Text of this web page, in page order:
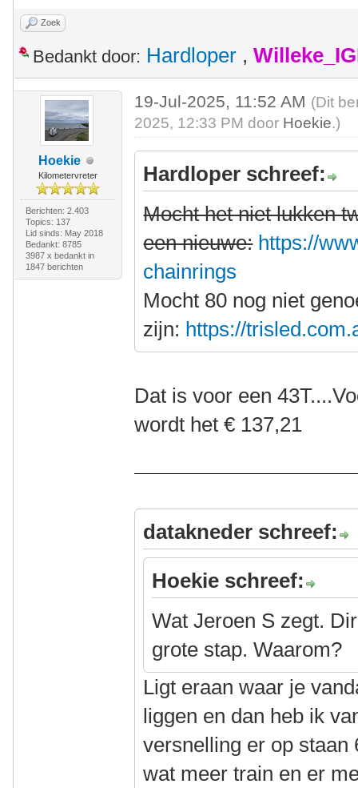
Zoek
Bedankt door: Hardloper ,
Hoekie
Kilometervreter
Berichten: 2.403
Topics: 137
Lid sinds: May 2018
Bedankt: 8785
3987 x bedankt in
1847 berichten
19-Jul-2025, 11:52 AM (Dit
2025, 12:33 PM door Hoekie.)
Hardloper schreef:
Mocht het niet lukken
een nieuwe: https://
chainrings
Mocht 80 nog niet
zijn: https://
Dat is voor een
wordt het € 137,21
datakneder schreef:
Hoekie schreef:
Wat Jeroen S zegt.
grote stap. Waarom?
Ligt eraan waar je
liggen en dan heb ik
versnelling er op staan
wat meer train en er